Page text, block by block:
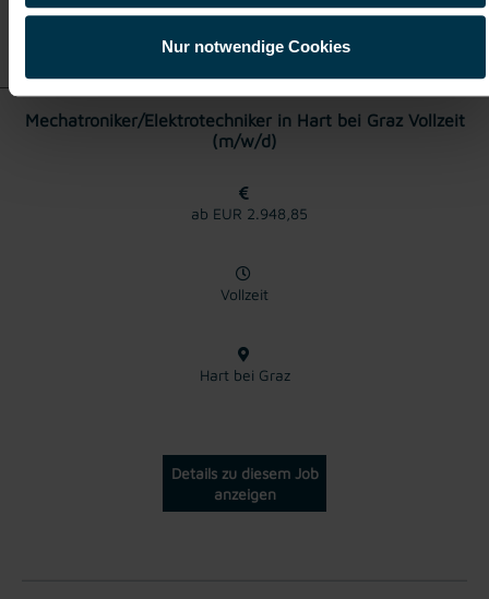
Nur notwendige Cookies
Details zu diesem Job
anzeigen
Mechatroniker/Elektrotechniker in Hart bei Graz Vollzeit
(m/w/d)
ab EUR 2.948,85
Vollzeit
Hart bei Graz
Details zu diesem Job
anzeigen